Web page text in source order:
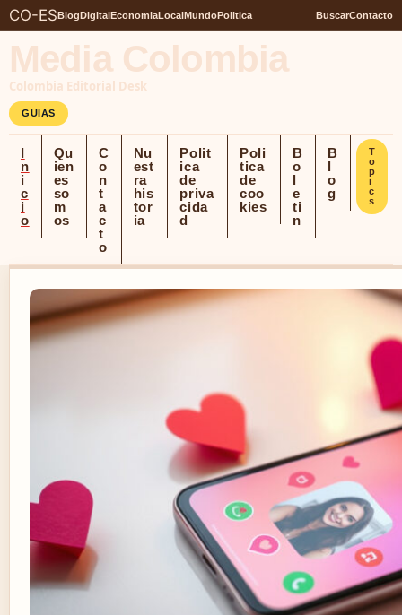
CO-ESBlogDigitalEconomiaLocalMundoPolitica BuscarContacto
Media Colombia
Colombia Editorial Desk
GUIAS
I
n
i
c
i
o
Qu
ien
es
so
m
os
C
o
n
t
a
c
t
o
Nu
est
ra
his
tor
ia
Polit
ica
de
priva
cida
d
Poli
tica
de
coo
kies
B
o
l
e
ti
n
B
l
o
g
T
o
p
i
c
s